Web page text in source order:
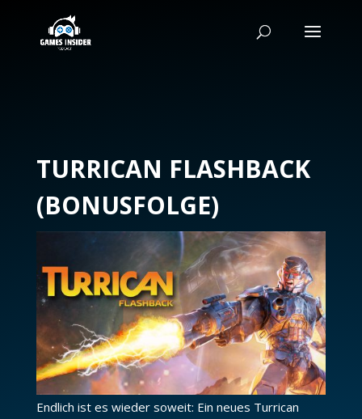
TURRICAN FLASHBACK
(BONUSFOLGE)
Endlich ist es wieder soweit: Ein neues Turrican